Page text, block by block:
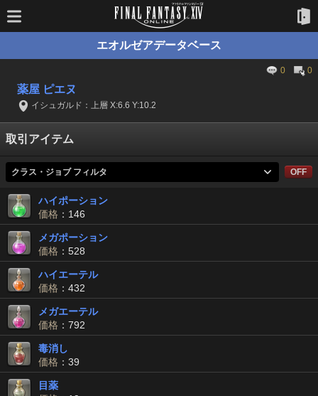
エオルゼアデータベース
0 0
薬屋 ピエヌ
イシュガルド：上層 X:6.6 Y:10.2
取引アイテム
クラス・ジョブ フィルタ OFF
ハイポーション
価格 ：146
メガポーション
価格 ：528
ハイエーテル
価格 ：432
メガエーテル
価格 ：792
毒消し
価格 ：39
目薬